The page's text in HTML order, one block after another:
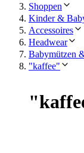
Shoppen
Kinder &
Accessoires
Headwear
Babymützen
"kaffee"
"